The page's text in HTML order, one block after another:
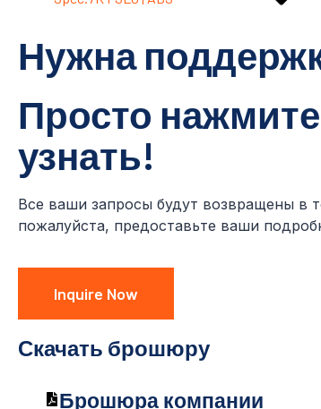
Нужна
Просто
узнать!
Все ваши запросы будут возвращены в
пожалуйста, предоставьте ваши
Inquire Now
Скачать брошюру
Брошюра компании